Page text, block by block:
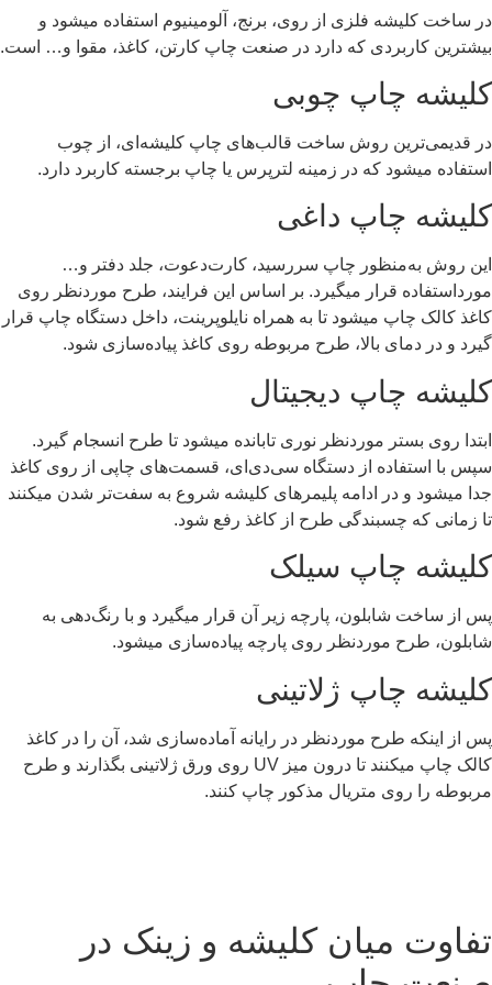
در ساخت کلیشه فلزی از روی، برنج، آلومینیوم استفاده میشود و
بیشترین کاربردی که دارد در صنعت چاپ کارتن، کاغذ، مقوا و… است.
کلیشه چاپ چوبی
در قدیمی‌ترین روش ساخت قالب‌های چاپ کلیشه‌ای، از چوب
استفاده میشود که در زمینه لترپرس یا چاپ برجسته کاربرد دارد.
کلیشه چاپ داغی
این روش به‌منظور چاپ سررسید، کارت‌دعوت، جلد دفتر و…
مورداستفاده قرار میگیرد. بر اساس این فرایند، طرح موردنظر روی
کاغذ کالک چاپ میشود تا به همراه نایلوپرینت، داخل دستگاه چاپ قرار
گیرد و در دمای بالا، طرح مربوطه روی کاغذ پیاده‌سازی شود.
کلیشه چاپ دیجیتال
ابتدا روی بستر موردنظر نوری تابانده میشود تا طرح انسجام گیرد.
سپس با استفاده از دستگاه سی‌دی‌ای، قسمت‌های چاپی از روی کاغذ
جدا میشود و در ادامه پلیمرهای کلیشه شروع به سفت‌تر شدن میکنند
تا زمانی که چسبندگی طرح از کاغذ رفع شود.
کلیشه چاپ سیلک
پس از ساخت شابلون، پارچه زیر آن قرار میگیرد و با رنگ‌دهی به
شابلون، طرح موردنظر روی پارچه پیاده‌سازی میشود.
کلیشه چاپ ژلاتینی
پس از اینکه طرح موردنظر در رایانه آماده‌سازی شد، آن را در کاغذ
کالک چاپ میکنند تا درون میز UV روی ورق ژلاتینی بگذارند و طرح
مربوطه را روی متریال مذکور چاپ کنند.
تفاوت میان کلیشه و زینک در